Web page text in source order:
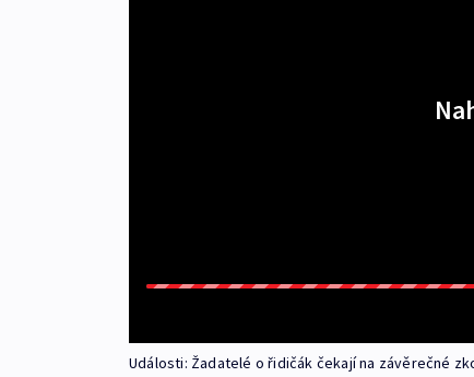
Události: Žadatelé o řidičák čekají na závěrečné